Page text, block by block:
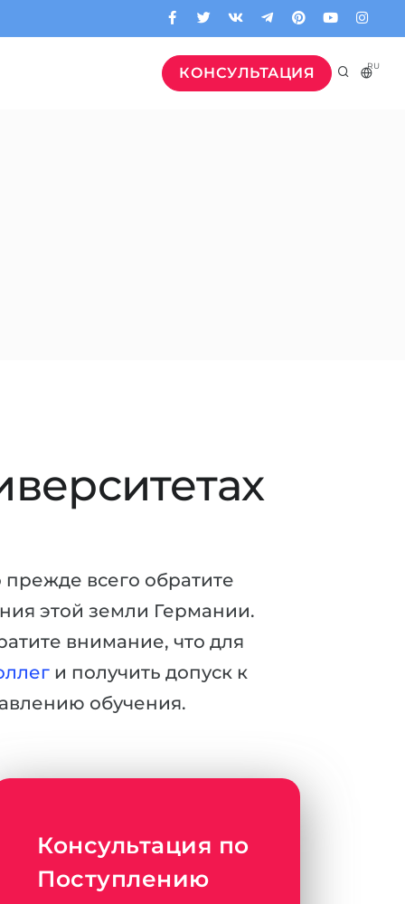
КОНСУЛЬТАЦИЯ RU
прежде всего обратите
этой земли Германии.
внимание, что для
и получить допуск к
обучения.
Консультация по
Поступлению